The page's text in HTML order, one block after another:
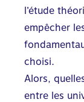
l’étude
empêcher
choisi.
Alors,
entre les